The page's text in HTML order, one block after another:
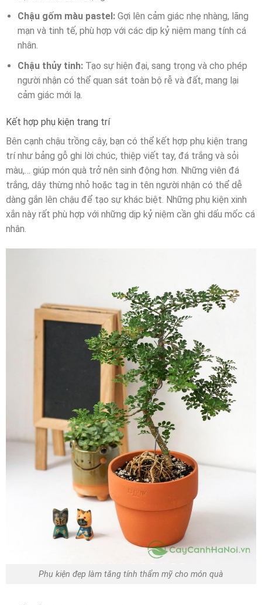
Chậu gốm màu pastel: Gợi lên cảm giác nhẹ nhàng, lãng
mạn và tinh tế, phù hợp với các dịp kỷ niệm mang tính cá
nhân.
Chậu thủy tinh: Tạo sự hiện đại, sang trọng và cho phép
người nhận có thể quan sát toàn bộ rễ và đất, mang lại
cảm giác mới lạ.
Kết hợp phụ kiện trang trí
Bên cạnh chậu trồng cây, bạn có thể kết hợp phụ kiện trang
trí như bảng gỗ ghi lời chúc, thiệp viết tay, đá trắng và sỏi
màu,… giúp món quà trở nên sinh động hơn. Những viên đá
trắng, dây thừng nhỏ hoặc tag in tên người nhận có thể dễ
dàng gắn lên chậu để tạo sự khác biệt. Những phụ kiện xinh
xắn này rất phù hợp với những dịp kỷ niệm cần ghi dấu mốc cá
nhân.
Phụ kiện đẹp làm tăng tính thẩm mỹ cho món quà